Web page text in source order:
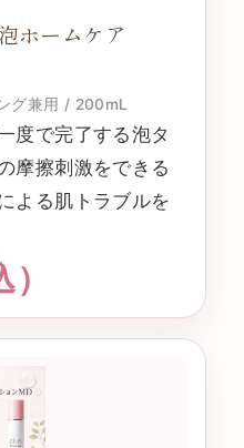
ホームケア
グ兼用 / 200mL
度で完了する泡タ
摩擦刺激をできる
よる肌トラブルを